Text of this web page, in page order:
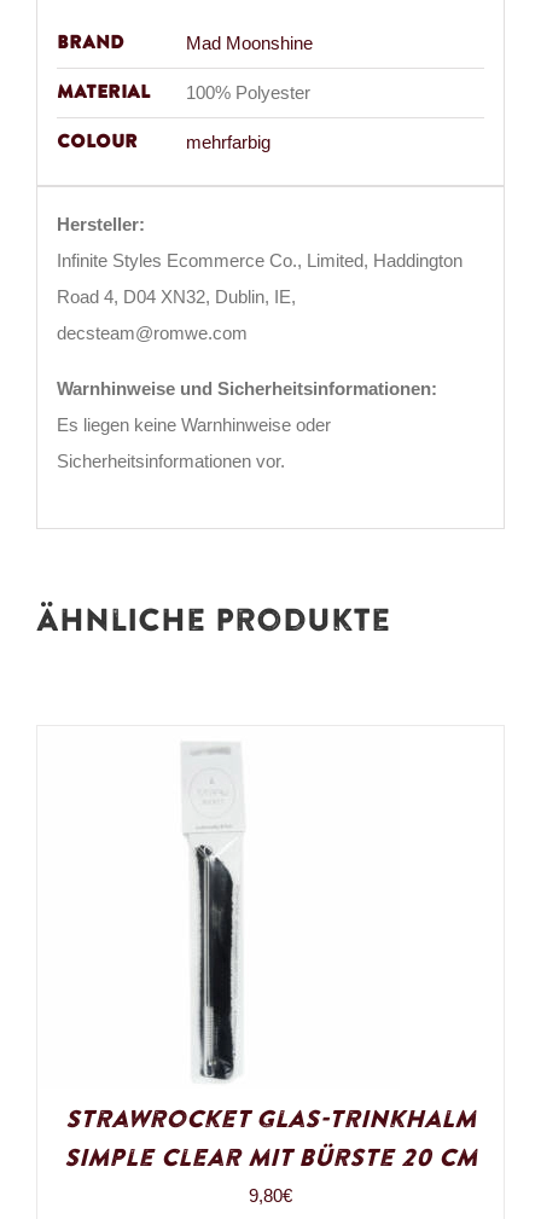
Brand Mad Moonshine
Material 100% Polyester
Colour mehrfarbig
Hersteller:
Infinite Styles Ecommerce Co., Limited, Haddington
Road 4, D04 XN32, Dublin, IE,
decsteam@romwe.com
Warnhinweise und Sicherheitsinformationen:
Es liegen keine Warnhinweise oder
Sicherheitsinformationen vor.
Ähnliche Produkte
Strawrocket Glas-Trinkhalm
Simple Clear mit Bürste 20 cm
9,80€